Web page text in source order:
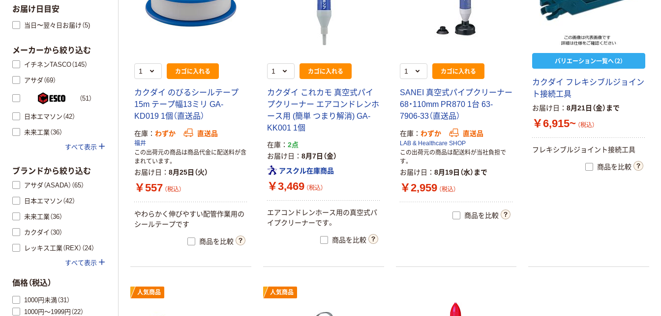
カゴに入れる
カクダイ のびるシールテープ
15m テープ幅13ミリ GA-
KD019 1個（直送品）
在庫 わずか 直送品
福井
この出荷元の商品は商品代金に配送料が含
まれています。
お届け日 8月25日（火）
￥557 （税込）
やわらかく伸びやすい配管作業用の
シールテープです
商品を比較
カゴに入れる
カクダイ これカモ 真空式パイ
プクリーナー エアコンドレンホ
ース用 (簡単 つまり解消) GA-
KK001 1個
在庫
2点
お届け日
8月7日（金）
アスクル在庫商品
￥3,469 （税込）
エアコンドレンホース用の真空式パ
イプクリーナーです。
商品を比較
カゴに入れる
SANEI 真空式パイプクリーナー
68・110mm PR870 1台 63-
7906-33（直送品）
在庫 わずか 直送品
LAB & Healthcare SHOP
この出荷元の商品は配送料が当社負担で
す。
お届け日 8月19日（水）まで
￥2,959 （税込）
商品を比較
バリエーション一覧へ（2）
カクダイ フレキシブルジョイン
ト接続工具
お届け日 8月21日（金）まで
￥6,915~ （税込）
フレキシブルジョイント接続工具
商品を比較
人気商品 人気商品
お届け日目安
当日〜翌々日お届け（5)
メーカーから絞り込む
イチネンTASCO（145）
アサダ（69）
（51）
日本エマソン（42）
未来工業（36）
すべて表示
ブランドから絞り込む
アサダ（ASADA）（65）
日本エマソン（42）
未来工業（36）
カクダイ（30）
レッキス工業（REX）（24）
すべて表示
価格（税込）
1000円未満（31）
1000円～1999円（22）